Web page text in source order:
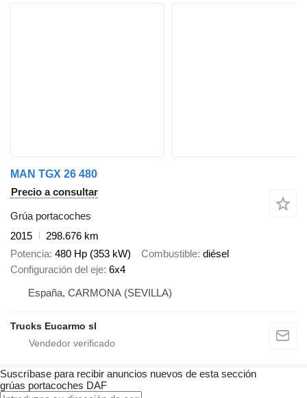
MAN TGX 26 480
Precio a consultar
Grúa portacoches
2015
298.676 km
Potencia 480 Hp (353 kW) Combustible diésel
Configuración del eje 6x4
España, CARMONA (SEVILLA)
Trucks Eucarmo sl
Suscríbase para recibir anuncios nuevos de esta sección
grúas portacoches DAF